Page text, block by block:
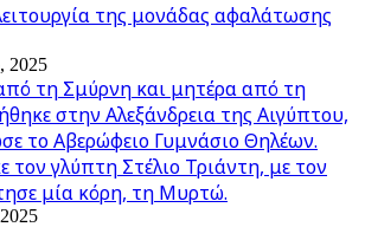
της μονάδας αφαλάτωσης
2025
τη Σμύρνη και μητέρα από τη
στην Αλεξάνδρεια της Αιγύπτου,
το Αβερώφειο Γυμνάσιο Θηλέων.
τον γλύπτη Στέλιο Τριάντη, με τον
μία κόρη, τη Μυρτώ.